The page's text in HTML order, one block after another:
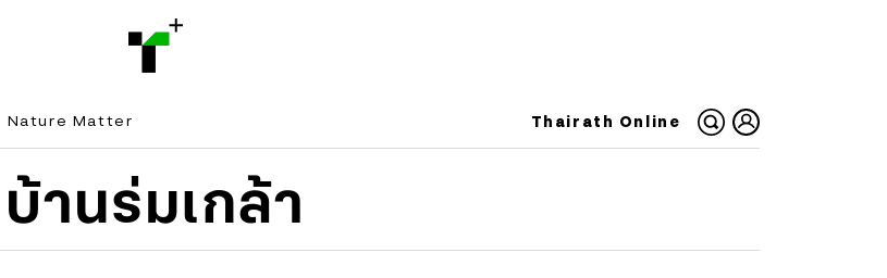
Nature Matter Thairath Online
บ้านร่มเกล้า